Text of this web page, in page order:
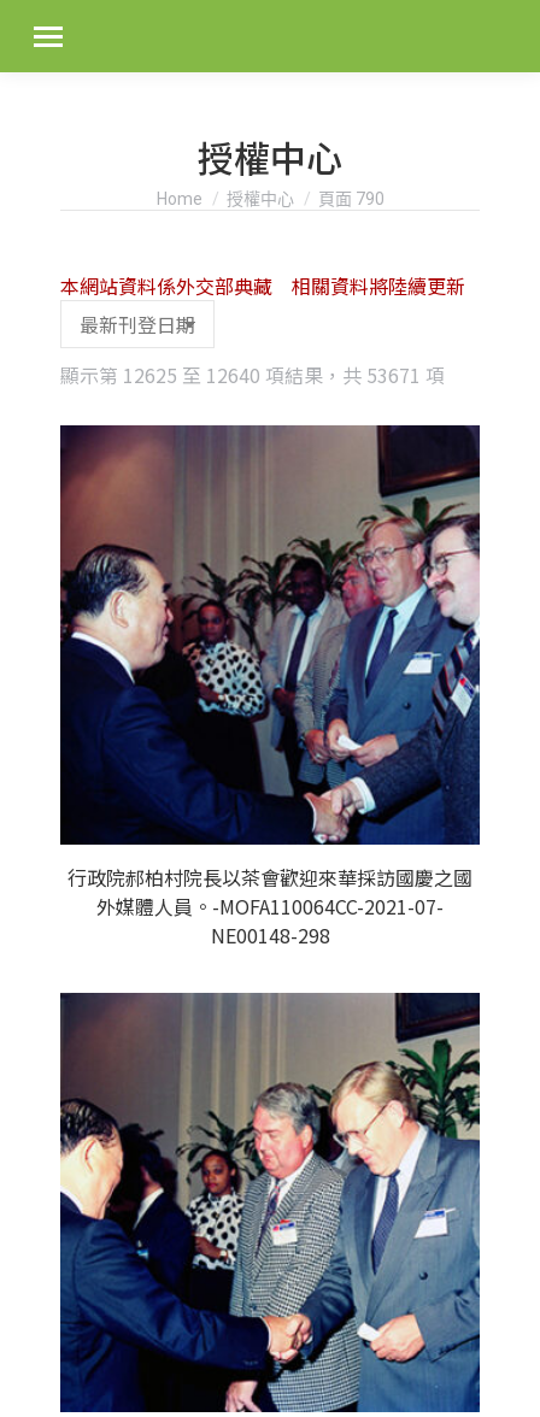
授權中心
You are here:
Home 授權中心 頁面 790
顯示第 12625 至 12640 項結果，共 53671 項
latest
本網站資料係外交部典藏 相關資料將陸續更新
行政院郝柏村院長以茶會歡迎來華採訪國慶之國
外媒體人員。-MOFA110064CC-2021-07-
NE00148-298